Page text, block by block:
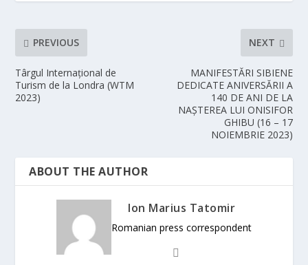
PREVIOUS
Târgul Internațional de
Turism de la Londra (WTM
2023)
NEXT
MANIFESTĂRI SIBIENE
DEDICATE ANIVERSĂRII A
140 DE ANI DE LA
NAȘTEREA LUI ONISIFOR
GHIBU (16 – 17
NOIEMBRIE 2023)
ABOUT THE AUTHOR
Ion Marius Tatomir
Romanian press correspondent